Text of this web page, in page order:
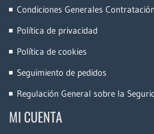
Condiciones Generales Contratación
Política de privacidad
Política de cookies
Seguimiento de pedidos
Regulación General sobre la
MI CUENTA